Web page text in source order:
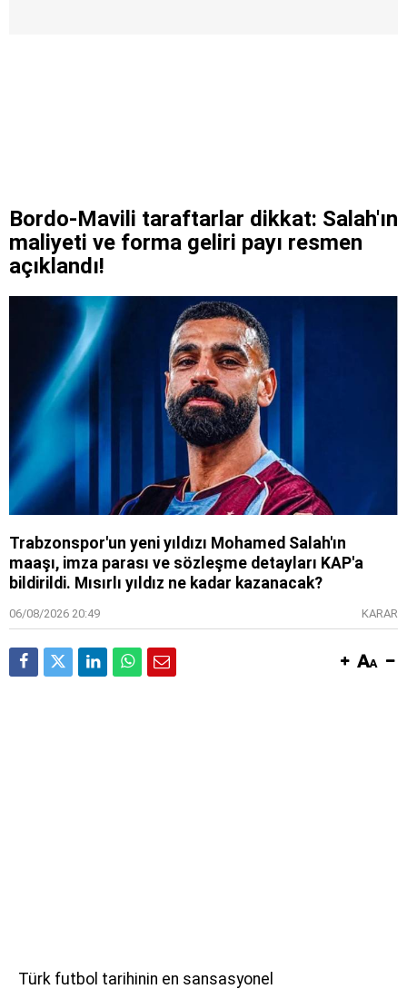
Bordo-Mavili taraftarlar dikkat: Salah'ın
maliyeti ve forma geliri payı resmen
açıklandı!
Trabzonspor'un yeni yıldızı Mohamed Salah'ın
maaşı, imza parası ve sözleşme detayları KAP'a
bildirildi. Mısırlı yıldız ne kadar kazanacak?
06/08/2026 20:49 KARAR
Türk futbol tarihinin en sansasyonel